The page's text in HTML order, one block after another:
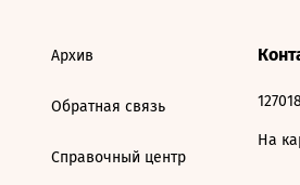
Архив
Обратная связь
Справочный центр
На